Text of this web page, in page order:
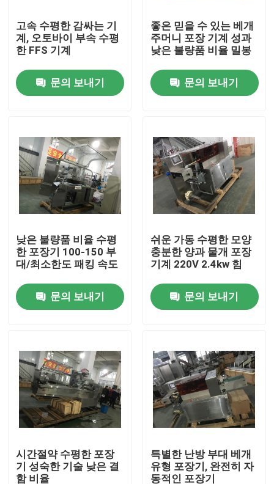
제품
우리에 대하여
공장 여행
품질 관리
인용문을 요구하세요
수평선상 곤포기
하드웨어 곤포기
고속 수평한 감싸는 기
계, 오토바이 부속 수평
한 FFS 기계
문의 보내기
좋은 믿을 수 있는 베개
주머니 포장 기계 성과
낮은 불량품 비율 밀봉
문의 보내기
낮은 불량품 비율 수평
한 포장기 100-150 부
대/최소한도 패킹 속도
문의 보내기
쉬운 가동 수평한 모양
충분한 양과 물개 포장
기계 220V 2.4kw 힘
문의 보내기
시간절약 수평한 포장
기 성숙한 기술 낮은 결
함 비율
특별한 난방 부대 베개
유형 포장기, 완전히 자
동적인 포장기